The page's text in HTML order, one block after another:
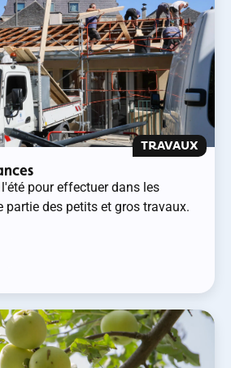
TRAVAUX
pour effectuer dans les
partie des petits et gros travaux.